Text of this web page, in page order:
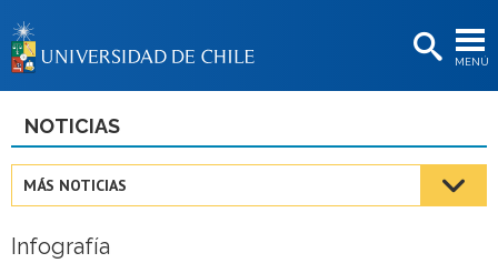
MENÚ
BIBLIOTECAS
Estudiantes
NOTICIAS
MÁS NOTICIAS
Infografía